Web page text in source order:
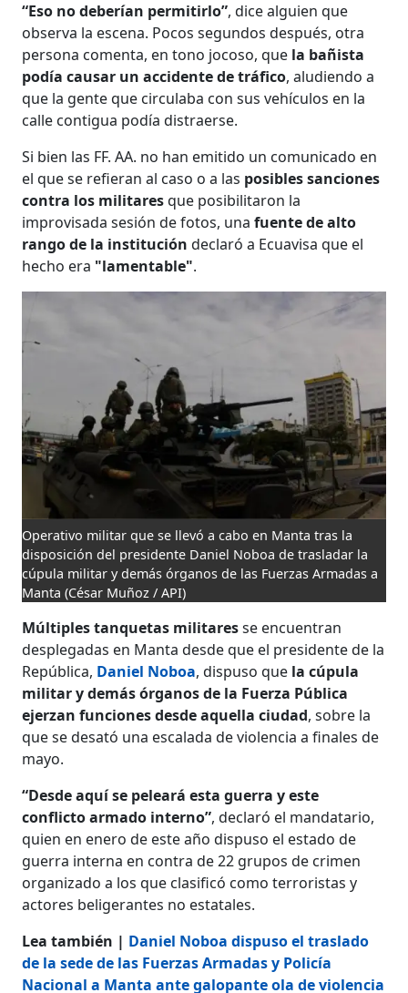
“Eso no deberían permitirlo”, dice alguien que
observa la escena. Pocos segundos después, otra
persona comenta, en tono jocoso, que la bañista
podía causar un accidente de tráfico, aludiendo a
que la gente que circulaba con sus vehículos en la
calle contigua podía distraerse.
Si bien las FF. AA. no han emitido un comunicado en
el que se refieran al caso o a las posibles sanciones
contra los militaresque posibilitaron la
improvisada sesión de fotos, una fuente de alto
rango de la institución declaró a Ecuavisa que el
hecho era "lamentable".
Operativo militar que se llevó a cabo en Manta tras la
disposición del presidente Daniel Noboa de trasladar la
cúpula militar y demás órganos de las Fuerzas Armadas a
Manta (César Muñoz / API)
Múltiples tanquetas militaresse encuentran
desplegadas en Manta desde que el presidente de la
República, Daniel Noboa, dispuso que la cúpula
militar y demás órganos de la Fuerza Pública
ejerzan funciones desde aquella ciudad, sobre la
que se desató una escalada de violencia a finales de
mayo.
“Desde aquí se peleará esta guerra y este
conflicto armado interno”, declaró el mandatario,
quien en enero de este año dispuso el estado de
guerra interna en contra de 22 grupos de crimen
organizado a los que clasificó como terroristas y
actores beligerantes no estatales.
Lea también | Daniel Noboa dispuso el traslado
de la sede de las Fuerzas Armadas y Policía
Nacional a Manta ante galopante ola de violencia